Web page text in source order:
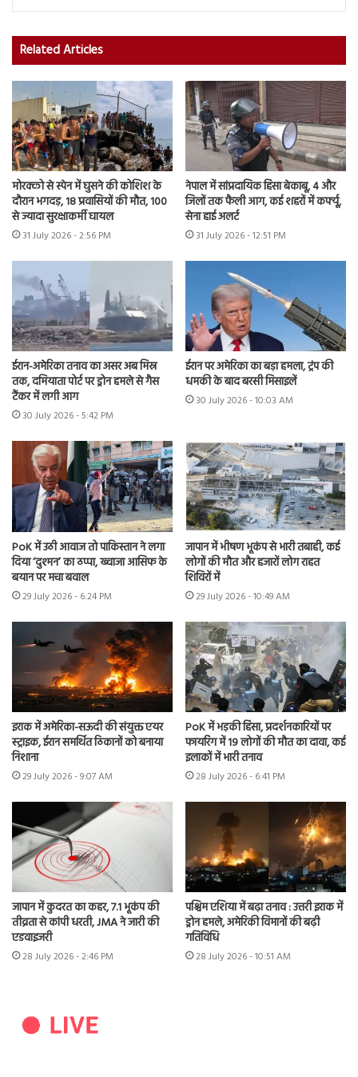
Related Articles
मोरक्को से स्पेन में घुसने की कोशिश के
दौरान भगदड़, 18 प्रवासियों की मौत, 100
से ज्यादा सुरक्षाकर्मी घायल
31 July 2026 - 2:56 PM
नेपाल में सांप्रदायिक हिंसा बेकाबू, 4 और
जिलों तक फैली आग, कई शहरों में कर्फ्यू,
सेना हाई अलर्ट
31 July 2026 - 12:51 PM
ईरान-अमेरिका तनाव का असर अब मिस्र
तक, दमियाता पोर्ट पर ड्रोन हमले से गैस
टैंकर में लगी आग
30 July 2026 - 5:42 PM
ईरान पर अमेरिका का बड़ा हमला, ट्रंप की
धमकी के बाद बरसी मिसाइलें
30 July 2026 - 10:03 AM
PoK में उठी आवाज तो पाकिस्तान ने लगा
दिया ‘दुश्मन’ का ठप्पा, ख्वाजा आसिफ के
बयान पर मचा बवाल
29 July 2026 - 6:24 PM
जापान में भीषण भूकंप से भारी तबाही, कई
लोगों की मौत और हजारों लोग राहत
शिविरों में
29 July 2026 - 10:49 AM
इराक में अमेरिका-सऊदी की संयुक्त एयर
स्ट्राइक, ईरान समर्थित ठिकानों को बनाया
निशाना
29 July 2026 - 9:07 AM
PoK में भड़की हिंसा, प्रदर्शनकारियों पर
फायरिंग में 19 लोगों की मौत का दावा, कई
इलाकों में भारी तनाव
28 July 2026 - 6:41 PM
जापान में कुदरत का कहर, 7.1 भूकंप की
तीव्रता से कांपी धरती, JMA ने जारी की
एडवाइजरी
28 July 2026 - 2:46 PM
पश्चिम एशिया में बढ़ा तनाव : उत्तरी इराक में
ड्रोन हमले, अमेरिकी विमानों की बढ़ी
गतिविधि
28 July 2026 - 10:51 AM